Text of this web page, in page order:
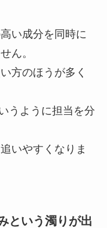
い成分を同時に
ん。
方のほうが多く
うように担当を分
いやすくなりま
という濁りが出